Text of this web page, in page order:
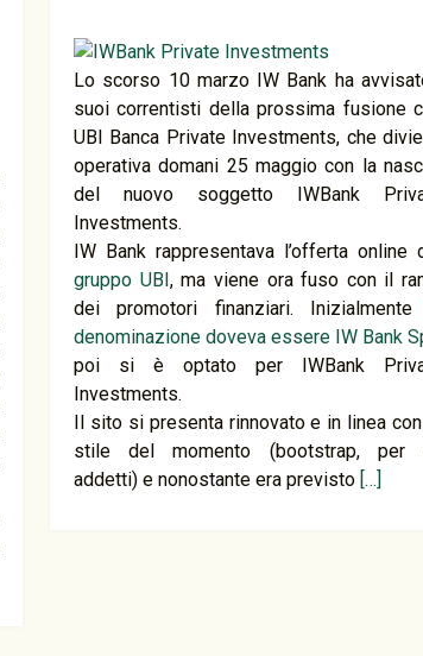
Lo scorso 10 marzo IW Bank ha
suoi correntisti della prossima fusione
UBI Banca Private Investments, che
operativa domani 25 maggio con la
del nuovo soggetto IWBank
Investments.
IW Bank rappresentava l’offerta online
gruppo UBI, ma viene ora fuso con il
dei promotori finanziari. Inizialmente
denominazione doveva essere IW Bank
poi si è optato per IWBank
Investments.
Il sito si presenta rinnovato e in linea
stile del momento (bootstrap, per
addetti) e nonostante era previsto […]